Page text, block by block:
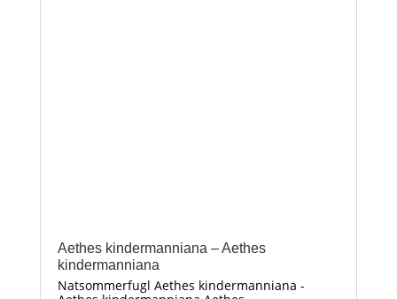
Aethes kindermanniana – Aethes
kindermanniana
Natsommerfugl Aethes kindermanniana -